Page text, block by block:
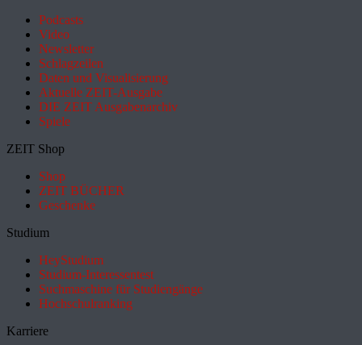
Podcasts
Video
Newsletter
Schlagzeilen
Daten und Visualisierung
Aktuelle ZEIT-Ausgabe
DIE ZEIT Ausgabenarchiv
Spiele
ZEIT Shop
Shop
ZEIT BÜCHER
Geschenke
Studium
HeyStudium
Studium-Interessentest
Suchmaschine für Studiengänge
Hochschulranking
Karriere